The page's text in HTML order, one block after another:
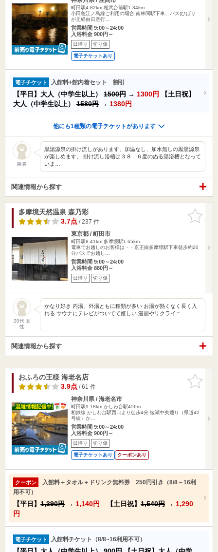
町田駅4.82km 相武台前駅1.34km
小田急江ノ島線ご利用の場合 南林間駅下車、バス(ひばり
が丘経由日産行…
営業時間 9:00～24:00
入浴料金 900円～
日帰り 切り傷
電子チケットあり
電子チケット 入館料+館内着セット 割引
【平日】大人（中学生以上） 1500円 → 1300円
【土日祝】
大人（中学生以上） 1580円 → 1380円
他にも1種類の電子チケットがあります
匿名
黒湯源泉の掛け流しがあります。加温なし、加水無しの黒湯源泉
が楽しめます。 掛け流し浴槽は３８．６度のぬる湯浴槽となって
いま…
関連情報から探す
お気に入
りに追加
多摩境天然温泉 森乃彩
3.7点/ 237 件
東京都 / 町田市
町田駅8.41km 多摩境駅1.65km
電車でお越しのお客様は・・京王線多摩境駅下車徒歩約20
分バスでお越し…
営業時間 9:00～24:00
入浴料金 880円～
日帰り 切り傷
20代 女
性
かなり好き 内湯、外湯ともに種類が多い お湯が熱くなく長く入
れる サウナにテレビがついてて嬉しい 漫画やリクライニ…
関連情報から探す
お気に入
りに追加
おふろの王様 海老名店
3.9点/ 61 件
神奈川県 / 海老名市
町田駅9.18km かしわ台駅456m
相鉄線 かしわ台駅西口より徒歩4分 綾瀬中央通り（県道42
号線）か…
営業時間 9:00～24:00
入浴料金 900円～
日帰り 切り傷
電子チケットあり クーポンあり
クーポン
入館料＋タオル＋ドリンク無料券 250円引き（8/8～16利
用不可）
【平日】 1,390円 → 1,140円 【土日祝】 1,540円 → 1,290
円
電子チケット 入館料チケット（8/8~16利用不可）